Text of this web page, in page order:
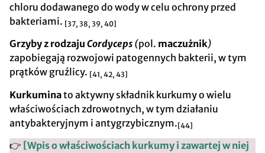
chloru dodawanego do wody w celu ochrony przed
bakteriami. [37, 38, 39, 40]
Grzyby z rodzaju Cordyceps (pol. maczużnik)
zapobiegają rozwojowi patogennych bakterii, w tym
prątków gruźlicy. [41, 42, 43]
Kurkuminato aktywny składnik kurkumy o wielu
właściwościach zdrowotnych, w tym działaniu
antybakteryjnym i antygrzybicznym.[44]
👉 [Wpis o właściwościach kurkumy i zawartej w niej